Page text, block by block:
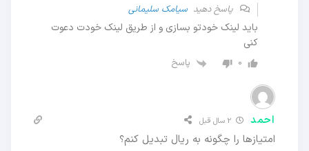
پاسخ دهیدسیامک سلیمانی
باید لینک خودتو بسازی و از طریق لینک خودت دعوت
کنی
0 پاسخ
احمد 2 سال قبل
امتیازها را چگونه به ريال تبدیل کنم؟